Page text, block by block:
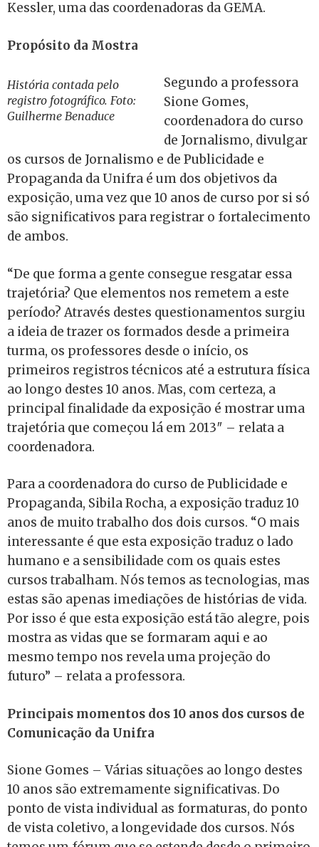
Kessler, uma das coordenadoras da GEMA.
Propósito da Mostra
História contada pelo
registro fotográfico. Foto:
Guilherme Benaduce
Segundo a professora
Sione Gomes,
coordenadora do curso
de Jornalismo, divulgar
os cursos de Jornalismo e de Publicidade e
Propaganda da Unifra é um dos objetivos da
exposição, uma vez que 10 anos de curso por si só
são significativos para registrar o fortalecimento
de ambos.
“De que forma a gente consegue resgatar essa
trajetória? Que elementos nos remetem a este
período? Através destes questionamentos surgiu
a ideia de trazer os formados desde a primeira
turma, os professores desde o início, os
primeiros registros técnicos até a estrutura física
ao longo destes 10 anos. Mas, com certeza, a
principal finalidade da exposição é mostrar uma
trajetória que começou lá em 2013″ – relata a
coordenadora.
Para a coordenadora do curso de Publicidade e
Propaganda, Sibila Rocha, a exposição traduz 10
anos de muito trabalho dos dois cursos. “O mais
interessante é que esta exposição traduz o lado
humano e a sensibilidade com os quais estes
cursos trabalham. Nós temos as tecnologias, mas
estas são apenas imediações de histórias de vida.
Por isso é que esta exposição está tão alegre, pois
mostra as vidas que se formaram aqui e ao
mesmo tempo nos revela uma projeção do
futuro” – relata a professora.
Principais momentos dos 10 anos dos cursos de
Comunicação da Unifra
Sione Gomes – Várias situações ao longo destes
10 anos são extremamente significativas. Do
ponto de vista individual as formaturas, do ponto
de vista coletivo, a longevidade dos cursos. Nós